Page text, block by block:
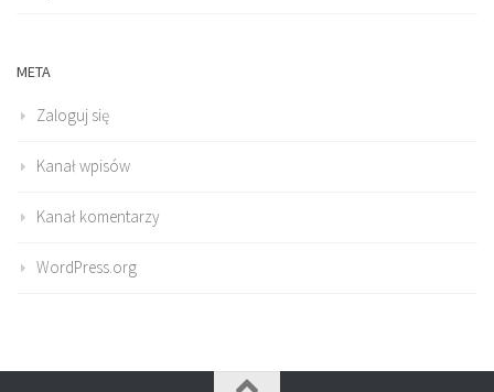
META
Zaloguj się
Kanał wpisów
Kanał komentarzy
WordPress.org